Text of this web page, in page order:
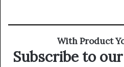
With Product
Subscribe to